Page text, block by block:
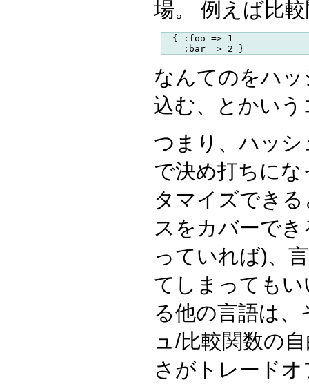
場。 例えば比
  { :foo => 1
なんてのをハ
込む、とかい
つまり、ハッシ
で決め打ちに
タマイズでき
スをカバーで
っていれば)、
てしまっても
る他の言語は
ュ/比較関数の
さがトレード